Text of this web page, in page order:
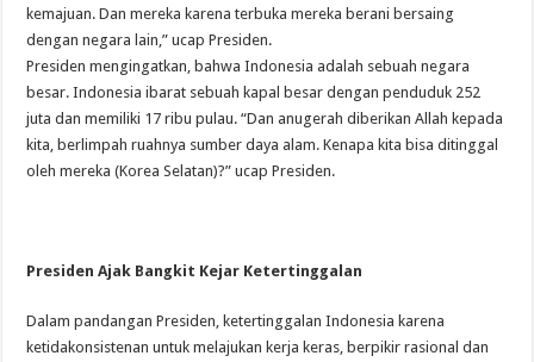
kemajuan. Dan mereka karena terbuka mereka berani bersaing
dengan negara lain,” ucap Presiden.
Presiden mengingatkan, bahwa Indonesia adalah sebuah negara
besar. Indonesia ibarat sebuah kapal besar dengan penduduk 252
juta dan memiliki 17 ribu pulau. “Dan anugerah diberikan Allah kepada
kita, berlimpah ruahnya sumber daya alam. Kenapa kita bisa ditinggal
oleh mereka (Korea Selatan)?” ucap Presiden.
Presiden Ajak Bangkit Kejar Ketertinggalan
Dalam pandangan Presiden, ketertinggalan Indonesia karena
ketidakonsistenan untuk melajukan kerja keras, berpikir rasional dan